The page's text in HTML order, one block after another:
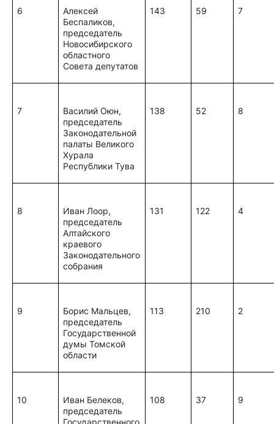
6
Алексей
Беспаликов,
председатель
Новосибирского
областного
Совета депутатов
143 59 7
7
Василий Оюн,
председатель
Законодательной
палаты Великого
Хурала
Республики Тува
138 52 8
8
Иван Лоор,
председатель
Алтайского
краевого
Законодательного
собрания
131 122 4
9
Борис Мальцев,
председатель
Государственной
думы Томской
области
113 210 2
10
Иван Белеков,
председатель
Государственного
108 37 9